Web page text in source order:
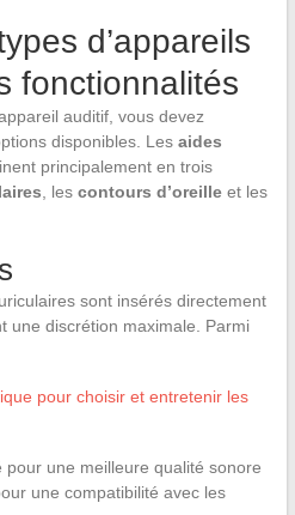
d’appareils
fonctionnalités
auditif, vous devez
disponibles. Les aides
principalement en trois
, les contours d’oreilleet les
sont insérés directement
une discrétion maximale. Parmi
pour choisir et entretenir les
une meilleure qualité sonore
une compatibilité avec les